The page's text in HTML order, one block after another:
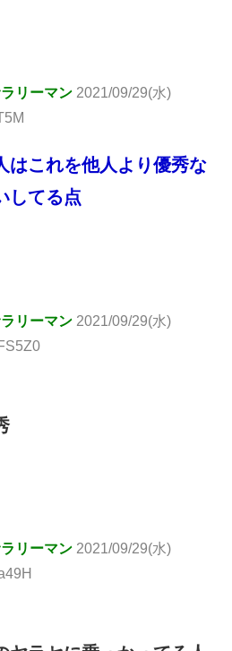
リーマン 2021/09/29(水)
はこれを他人より優秀な
してる点
リーマン 2021/09/29(水)
リーマン 2021/09/29(水)